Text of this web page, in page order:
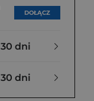
DOŁĄCZ
30 dni
30 dni